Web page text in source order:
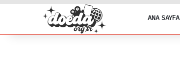
ANA SAYFA